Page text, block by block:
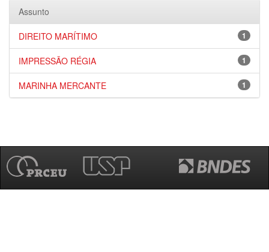
Assunto
1
DIREITO MARÍTIMO
1
IMPRESSÃO RÉGIA
1
MARINHA MERCANTE